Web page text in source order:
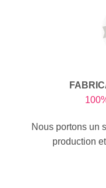
Nous portons un
production